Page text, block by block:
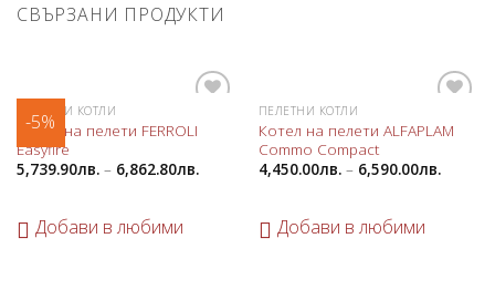
СВЪРЗАНИ ПРОДУКТИ
-5%
ПЕЛЕТНИ КОТЛИ
Котел на пелети FERROLI
Easyfire
5,739.90лв.– 6,862.80лв.
Добави в любими
в
ПЕЛЕТНИ КОТЛИ
Котел на пелети ALFAPLAM
Commo Compact
4,450.00лв.– 6,590.00лв.
Добави в любими